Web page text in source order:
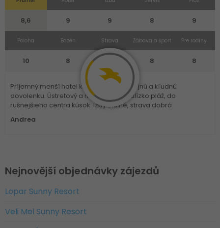
8,6 9 9 8 9
Poloha
10
Bazén
8
Strava Zábava a šport
8
Pre rodiny
8
Príjemný menší hotel kde si užijete pokojnú a kľudnú
dovolenku. Ústretový a milý personál. Blízko pláž, do
rušnejšieho centra kúsok. Izby útulné, strava dobrá.
Andrea
Nejnovější objednávky zájezdů
Lopar Sunny Resort
Veli Mel Sunny Resort